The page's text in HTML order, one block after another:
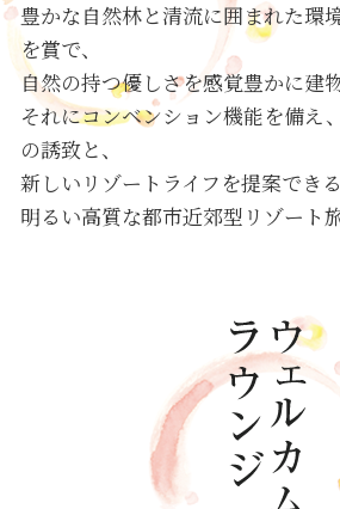
豊かな自然林と清流に囲まれた環
を賞で、
自然の持つ優しさを感覚豊かに建
それにコンベンション機能を備え
の誘致と、
新しいリゾートライフを提案でき
明るい高質な都市近郊型リゾート旅